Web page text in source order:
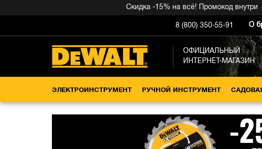
Скидка -15% на всё! Промокод внутри →
8 (800) 350-55-91 О
ОФИЦИАЛЬНЫЙ
ИНТЕРНЕТ-МАГАЗИН
ЭЛЕКТРОИНСТРУМЕНТ РУЧНОЙ ИНСТРУМЕНТ